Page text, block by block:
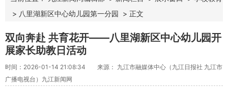
> 八里湖新区中心幼儿园第一分园 > 正文
双向奔赴 共育花开——八里湖新区中心幼儿园开
展家长助教日活动
时间：2026-01-14 21:08:34
来源： 九江市融媒体中心（九江日报社 九江市
广播电视台）九江新闻网